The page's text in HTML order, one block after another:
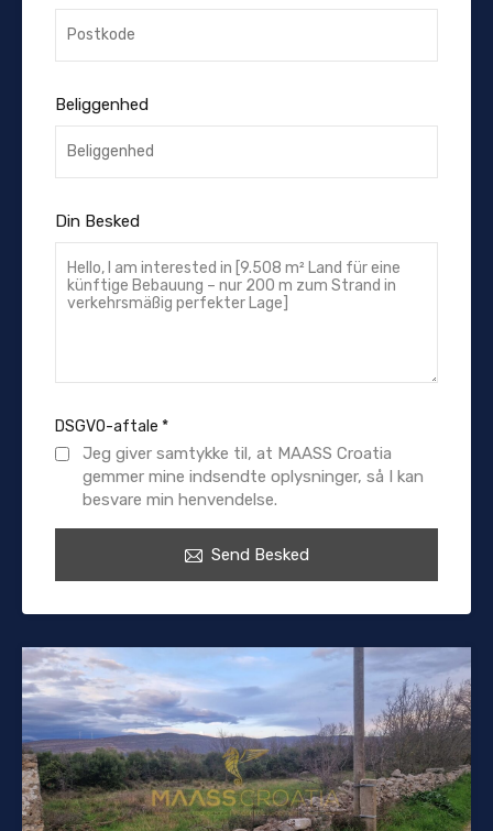
Beliggenhed
Din Besked
DSGVO-aftale *
Jeg giver samtykke til, at MAASS Croatia
gemmer mine indsendte oplysninger, så I kan
besvare min henvendelse.
Send Besked